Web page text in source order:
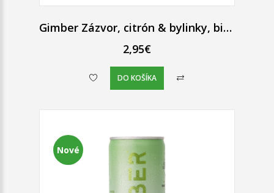
Gimber Zázvor, citrón & bylinky, bio perlivý nápoj, 250 ml
2,95€
DO KOŠÍKA
Nové